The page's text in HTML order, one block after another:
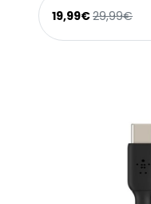
19,99€29,99€